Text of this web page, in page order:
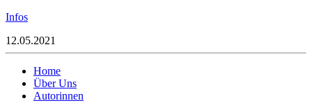
Infos
12.05.2021
Home
Über Uns
Autorinnen